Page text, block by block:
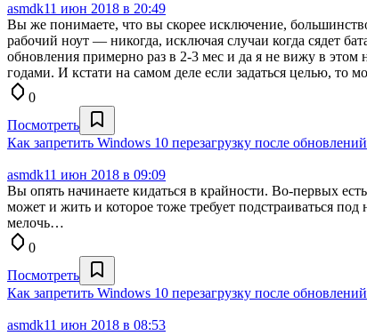
asmdk11 июн 2018 в 20:49
Вы же понимаете, что вы скорее исключение,
рабочий ноут — никогда, исключая случаи когда сядет
обновления примерно раз в 2-3 мес и да я не вижу в этом
годами. И кстати на самом деле если задаться целью, то
0
Посмотреть
Как запретить Windows 10 перезагрузку после обновлений
asmdk11 июн 2018 в 09:09
Вы опять начинаете кидаться в крайности. Во-первых
может и жить и которое тоже требует подстраиваться
мелочь…
0
Посмотреть
Как запретить Windows 10 перезагрузку после обновлений
asmdk11 июн 2018 в 08:53